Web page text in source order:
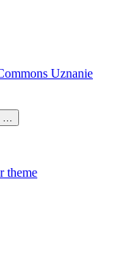
Uznanie
theme